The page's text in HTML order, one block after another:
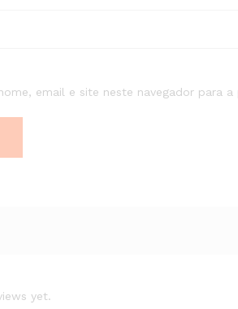
email e site neste navegador para
yet.